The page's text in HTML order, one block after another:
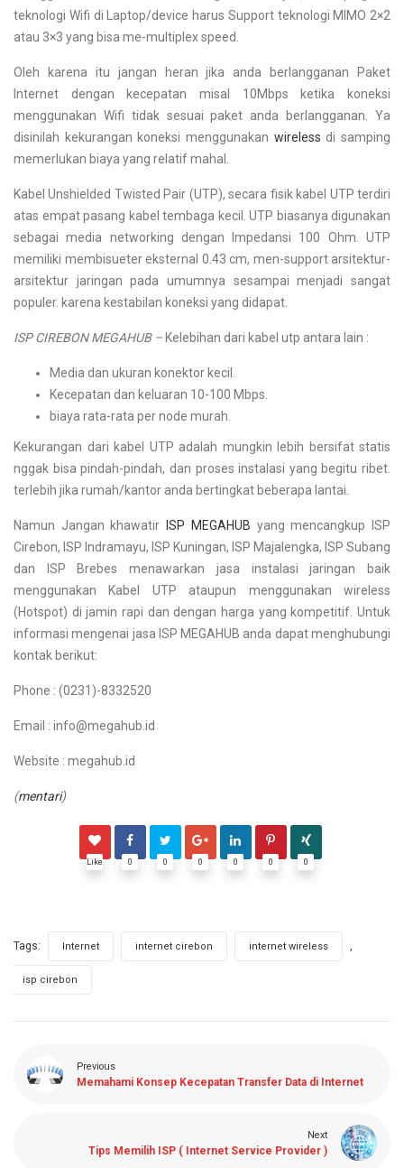
teknologi Wifi di Laptop/device harus Support teknologi MIMO 2×2
atau 3×3 yang bisa me-multiplex speed.
Oleh karena itu jangan heran jika anda berlangganan Paket
Internet dengan kecepatan misal 10Mbps ketika koneksi
menggunakan Wifi tidak sesuai paket anda berlangganan. Ya
disinilah kekurangan koneksi menggunakan wireless di samping
memerlukan biaya yang relatif mahal.
Kabel Unshielded Twisted Pair (UTP), secara fisik kabel UTP terdiri
atas empat pasang kabel tembaga kecil. UTP biasanya digunakan
sebagai media networking dengan Impedansi 100 Ohm. UTP
memiliki membisueter eksternal 0.43 cm, men-support arsitektur-
arsitektur jaringan pada umumnya sesampai menjadi sangat
populer. karena kestabilan koneksi yang didapat.
ISP CIREBON MEGAHUB – Kelebihan dari kabel utp antara lain :
Media dan ukuran konektor kecil.
Kecepatan dan keluaran 10-100 Mbps.
biaya rata-rata per node murah.
Kekurangan dari kabel UTP adalah mungkin lebih bersifat statis
nggak bisa pindah-pindah, dan proses instalasi yang begitu ribet.
terlebih jika rumah/kantor anda bertingkat beberapa lantai.
Namun Jangan khawatir ISP MEGAHUB yang mencangkup ISP
Cirebon, ISP Indramayu, ISP Kuningan, ISP Majalengka, ISP Subang
dan ISP Brebes menawarkan jasa instalasi jaringan baik
menggunakan Kabel UTP ataupun menggunakan wireless
(Hotspot) di jamin rapi dan dengan harga yang kompetitif. Untuk
informasi mengenai jasa ISP MEGAHUB anda dapat menghubungi
kontak berikut:
Phone : (0231)-8332520
Email : info@megahub.id
Website : megahub.id
(mentari)
Like 0 0 0 0 0 0
Tags: Internet internet cirebon internet wireless ,
isp cirebon
Previous
Memahami Konsep Kecepatan Transfer Data di Internet
Next
Tips Memilih ISP ( Internet Service Provider )